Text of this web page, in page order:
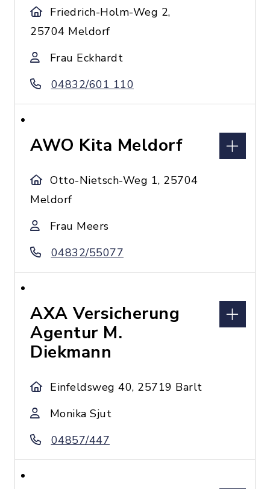
Friedrich-Holm-Weg 2,
25704 Meldorf
Frau Eckhardt
04832/601 110
AWO Kita Meldorf
Otto-Nietsch-Weg 1, 25704
Meldorf
Frau Meers
04832/55077
AXA Versicherung
Agentur M.
Diekmann
Einfeldsweg 40, 25719 Barlt
Monika Sjut
04857/447